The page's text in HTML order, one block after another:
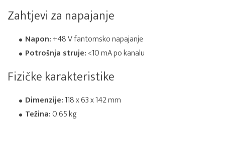
Zahtjevi za napajanje
Napon:+48 V fantomsko napajanje
Potrošnja struje:<10 mA po kanalu
Fizičke karakteristike
Dimenzije:118 x 63 x 142 mm
Težina:0.65 kg